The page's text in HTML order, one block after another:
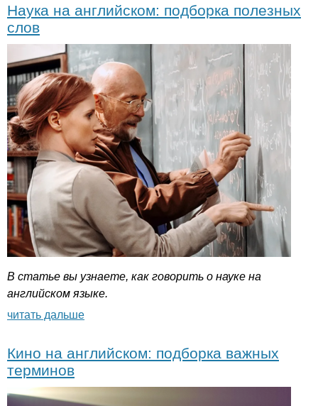
Наука на английском: подборка полезных
слов
В статье вы узнаете, как говорить о науке на
английском языке.
читать дальше
Кино на английском: подборка важных
терминов